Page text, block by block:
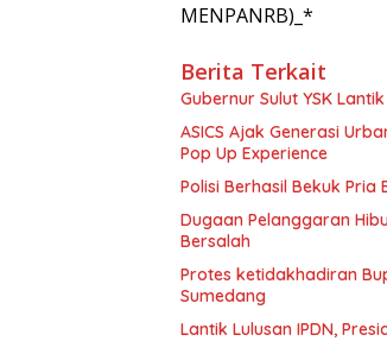
MENPANRB)_*
Berita Terkait
ASICS Ajak Generasi
Pop Up Experience
Polisi Berhasil Bekuk
Dugaan Pelanggaran
Bersalah
Protes ketidakhadiran
Sumedang
Lantik Lulusan IPDN,